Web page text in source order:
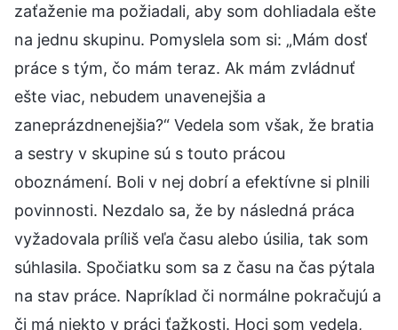
zaťaženie ma požiadali, aby som dohliadala ešte
na jednu skupinu. Pomyslela som si: „Mám dosť
práce s tým, čo mám teraz. Ak mám zvládnuť
ešte viac, nebudem unavenejšia a
zaneprázdnenejšia?“ Vedela som však, že bratia
a sestry v skupine sú s touto prácou
oboznámení. Boli v nej dobrí a efektívne si plnili
povinnosti. Nezdalo sa, že by následná práca
vyžadovala príliš veľa času alebo úsilia, tak som
súhlasila. Spočiatku som sa z času na čas pýtala
na stav práce. Napríklad či normálne pokračujú a
či má niekto v práci ťažkosti. Hoci som vedela,